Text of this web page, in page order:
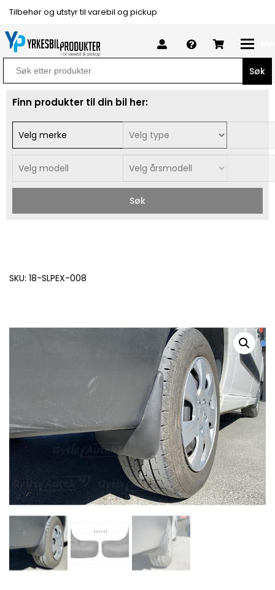
Tilbehør og utstyr til varebil og pickup
Search
for:
Finn produkter til din bil her:
Søk
SKU: 18-SLPEX-008